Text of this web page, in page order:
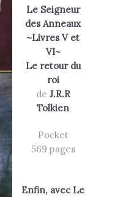
Le Seigneur
des Anneaux
~Livres V et
VI~
Le retour du
roi
de J.R.R
Tolkien
Pocket
569 pages
.
Enfin, avec Le